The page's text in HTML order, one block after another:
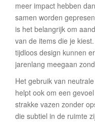
meer impact hebben
samen worden
is het belangrijk om
van de items die je
tijdloos design kunnen
jarenlang meegaan
Het gebruik van
helpt ook om een
strakke vazen zonder
die subtiel in de ruimte